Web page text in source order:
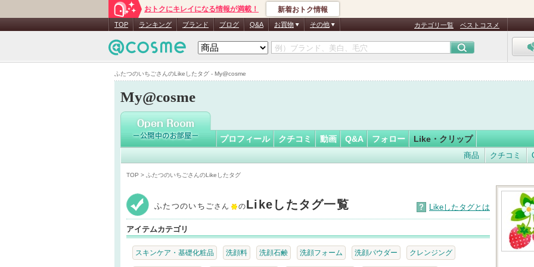
ふたつのいちごさんのLikeしたタグ - My@cosme
おトクにキレイになる情報が満載！ 新着おトク情報
TOP ランキング ブランド ブログ Q&A お買物 その他 カテゴリ一覧 ベストコスメ
My@cosme
ふたつのいちごさん
認
証
プロフィール クチコミ 動画 Q&A フォロー Like・クリップ
商品 クチコミ
TOP > ふたつのいちごさんのLikeしたタグ
ふたつのいちごさん のLikeしたタグ一覧 ? Likeしたタグとは
アイテムカテゴリ
スキンケア・基礎化粧品 洗顔料 洗顔石鹸 洗顔フォーム 洗顔パウダー クレンジング